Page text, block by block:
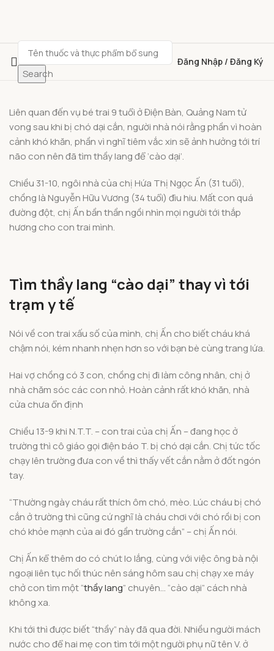
Search
Đăng Nhập / Đăng Ký
Liên quan đến vụ bé trai 9 tuổi ở Điện Bàn, Quảng Nam tử
vong sau khi bị chó dại cắn, người nhà nói rằng phần vì hoàn
cảnh khó khăn, phần vì nghĩ tiêm vắc xin sẽ ảnh hưởng tới trí
não con nên đã tìm thầy lang để ‘cào dại’.
Chiều 31-10, ngôi nhà của chị Hứa Thị Ngọc Ấn (31 tuổi),
chồng là Nguyễn Hữu Vương (34 tuổi) đìu hiu. Mất con quá
đường đột, chị Ấn bần thần ngồi nhìn mọi người tới thắp
hương cho con trai mình.
Tìm thầy lang “cào dại” thay vì tới
trạm y tế
Nói về con trai xấu số của mình, chị Ấn cho biết cháu khá
chậm nói, kém nhanh nhẹn hơn so với bạn bè cùng trang lứa.
Hai vợ chồng có 3 con, chồng chị đi làm công nhân, chị ở
nhà chăm sóc các con nhỏ. Hoàn cảnh rất khó khăn, nhà
cửa chưa ổn định
Chiều 13-9 khi N.T.T. – con trai của chị Ấn – đang học ở
trường thì cô giáo gọi điện báo T. bị chó dại cắn. Chị tức tốc
chạy lên trường đưa con về thì thấy vết cắn nằm ở đốt ngón
tay.
“Thường ngày cháu rất thích ôm chó, mèo. Lúc cháu bị chó
cắn ở trường thì cũng cứ nghĩ là cháu chơi với chó rồi bị con
chó khỏe mạnh của ai đó gần trường cắn” – chị Ấn nói.
Chị Ấn kể thêm do có chút lo lắng, cùng với việc ông bà nội
ngoại liên tục hối thúc nên sáng hôm sau chị chạy xe máy
chở con tìm một “thầy lang” chuyên… “cào dại” cách nhà
không xa.
Khi tới thì được biết “thầy” này đã qua đời. Nhiều người mách
nước cho để hai mẹ con tìm tới một người phụ nữ tên V. ở